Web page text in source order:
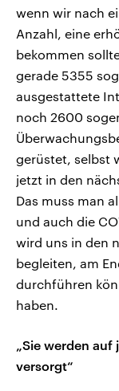
wenn wir nach
Anzahl, eine
bekommen
gerade 5355
ausgestattete
noch 2600
gerüstet, selbst
jetzt in den
Das muss man
und auch die
wird uns in den
begleiten, am
durchführen
haben.
„Sie werden auf
versorgt“